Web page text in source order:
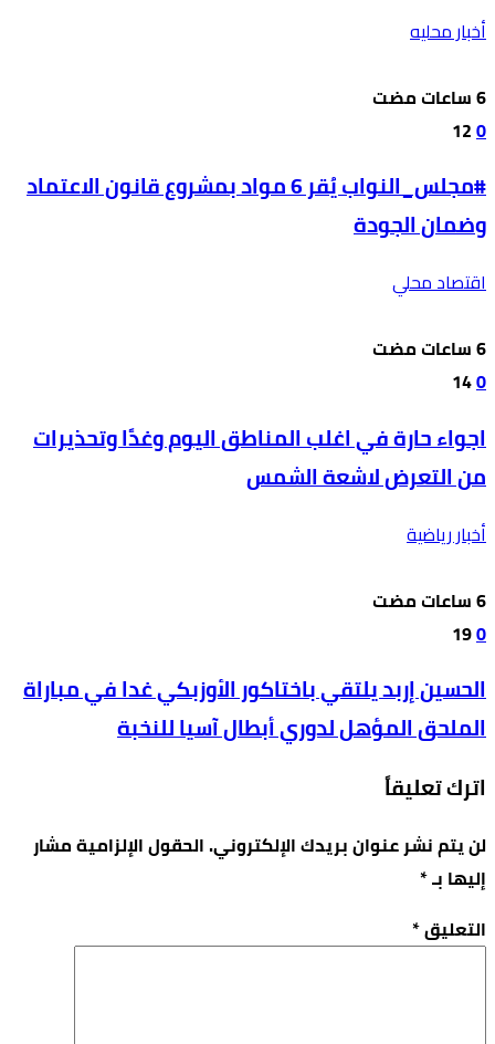
أخبار محليه
0
12
#مجلس_النواب يُقر 6 مواد بمشروع قانون الاعتماد
وضمان الجودة
اقتصاد محلي
0
14
اجواء حارة في اغلب المناطق اليوم وغدًا وتحذيرات
من التعرض لاشعة الشمس
أخبار رياضية
0
19
الحسين إربد يلتقي باختاكور الأوزبكي غدا في مباراة
الملحق المؤهل لدوري أبطال آسيا للنخبة
اترك تعليقاً
لن يتم نشر عنوان بريدك الإلكتروني.الحقول الإلزامية مشار
إليها بـ*
التعليق*